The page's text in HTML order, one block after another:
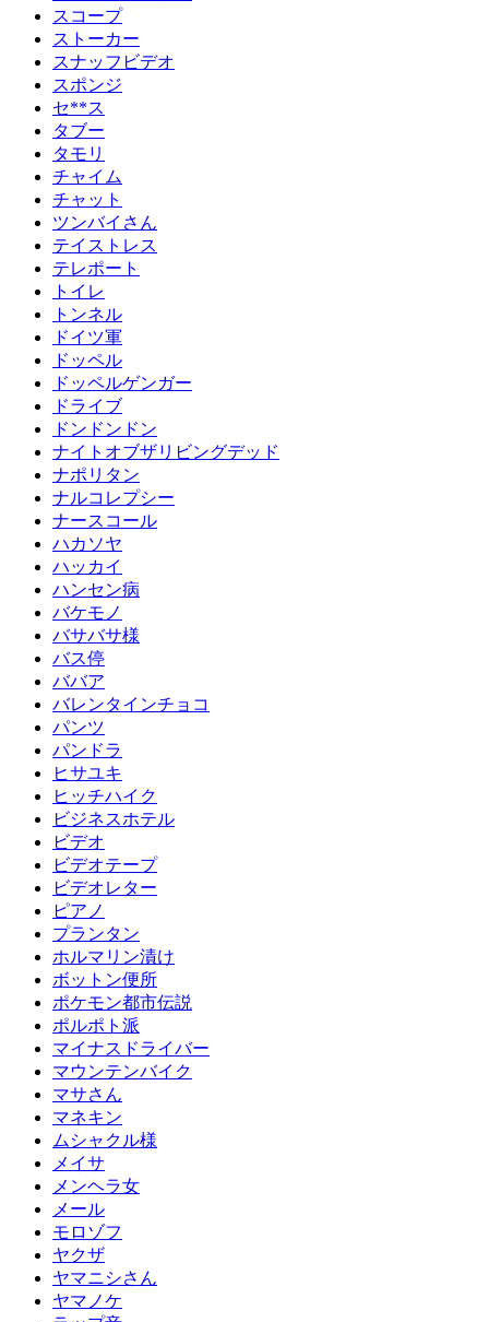
スコープ
ストーカー
スナッフビデオ
スポンジ
セ**ス
タブー
タモリ
チャイム
チャット
ツンバイさん
テイストレス
テレポート
トイレ
トンネル
ドイツ軍
ドッペル
ドッペルゲンガー
ドライブ
ドンドンドン
ナイトオブザリビングデッド
ナポリタン
ナルコレプシー
ナースコール
ハカソヤ
ハッカイ
ハンセン病
バケモノ
バサバサ様
バス停
ババア
バレンタインチョコ
パンツ
パンドラ
ヒサユキ
ヒッチハイク
ビジネスホテル
ビデオ
ビデオテープ
ビデオレター
ピアノ
プランタン
ホルマリン漬け
ボットン便所
ポケモン都市伝説
ポルポト派
マイナスドライバー
マウンテンバイク
マサさん
マネキン
ムシャクル様
メイサ
メンヘラ女
メール
モロゾフ
ヤクザ
ヤマニシさん
ヤマノケ